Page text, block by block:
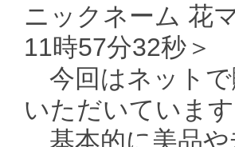
ニックネーム
11時57分32秒＞
今回はネットで
いただいています
基本的に美品や